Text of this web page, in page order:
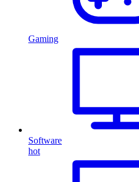
Gaming
Software
hot